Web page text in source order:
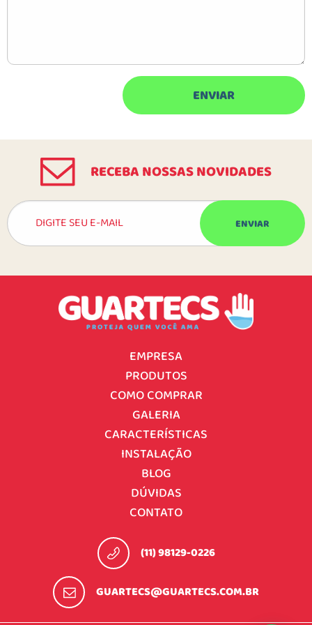
RECEBA NOSSAS NOVIDADES
EMPRESA
PRODUTOS
COMO COMPRAR
GALERIA
CARACTERÍSTICAS
INSTALAÇÃO
BLOG
DÚVIDAS
CONTATO
(11) 98129-0226
GUARTECS@GUARTECS.COM.BR